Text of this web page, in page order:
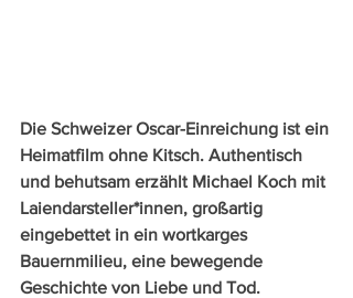
Die Schweizer Oscar-Einreichung ist ein
Heimatfilm ohne Kitsch. Authentisch
und behutsam erzählt Michael Koch mit
Laiendarsteller*innen, großartig
eingebettet in ein wortkarges
Bauernmilieu, eine bewegende
Geschichte von Liebe und Tod.